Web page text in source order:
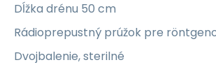
Dĺžka drénu 50 cm
Rádioprepustný prúžok pre
Dvojbalenie, sterilné